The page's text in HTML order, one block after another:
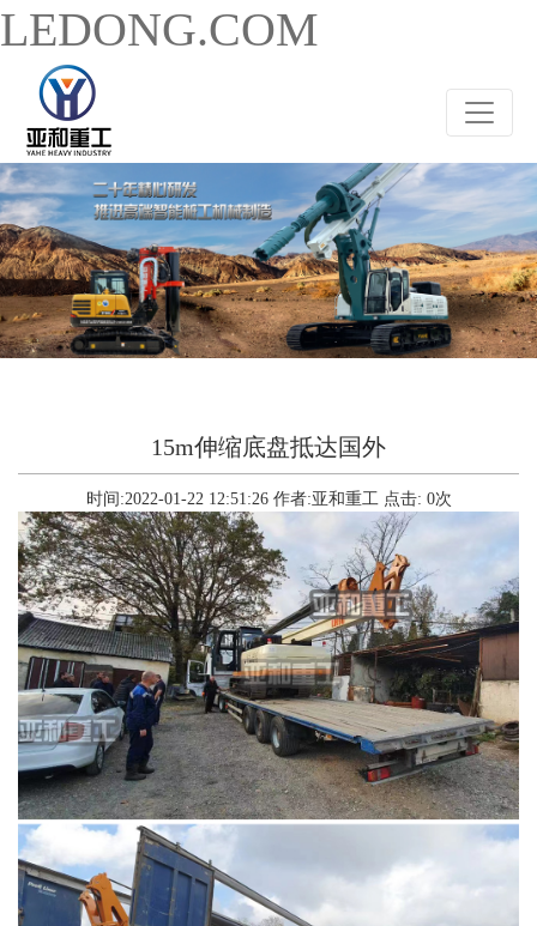
LEDONG.COM
15m伸缩底盘抵达国外
时间:2022-01-22 12:51:26 作者:亚和重工 点击: 0次